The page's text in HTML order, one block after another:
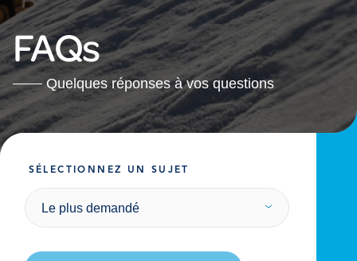
FAQs
Quelques réponses à vos questions
SÉLECTIONNEZ UN SUJET
Le plus demandé